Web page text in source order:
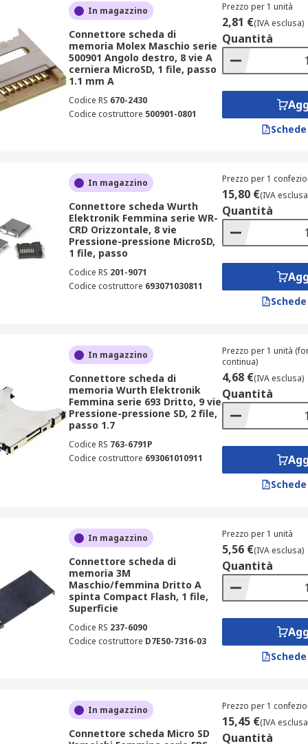
In magazzino
Connettore scheda di
memoria Molex Maschio serie
500901 Angolo destro, 8 vie A
cerniera MicroSD, 1 file, passo
1.1 mm A
Codice RS 670-2430
Codice costruttore 500901-0801
Prezzo per 1 unità
2,81 €(IVA esclusa)
Quantità
In magazzino
Connettore scheda Wurth
Elektronik Femmina serie WR-
CRD Orizzontale, 8 vie
Pressione-pressione MicroSD,
1 file, passo
Codice RS 201-9071
Codice costruttore 693071030811
Prezzo per 1
15,80 €(IVA
Quantità
In magazzino
Connettore scheda di
memoria Wurth Elektronik
Femmina serie 693 Dritto, 9 vie
Pressione-pressione SD, 2 file,
passo 1.7
Codice RS 763-6791P
Codice costruttore 693061010911
Prezzo per 1 unità
continua)
4,68 €(IVA esclusa)
Quantità
In magazzino
Connettore scheda di
memoria 3M
Maschio/femmina Dritto A
spinta Compact Flash, 1 file,
Superficie
Codice RS 237-6090
Codice costruttore D7E50-7316-03
Prezzo per 1 unità
5,56 €(IVA esclusa)
Quantità
In magazzino
Connettore scheda Micro SD
Prezzo per 1
15,45 €(IVA
Quantità